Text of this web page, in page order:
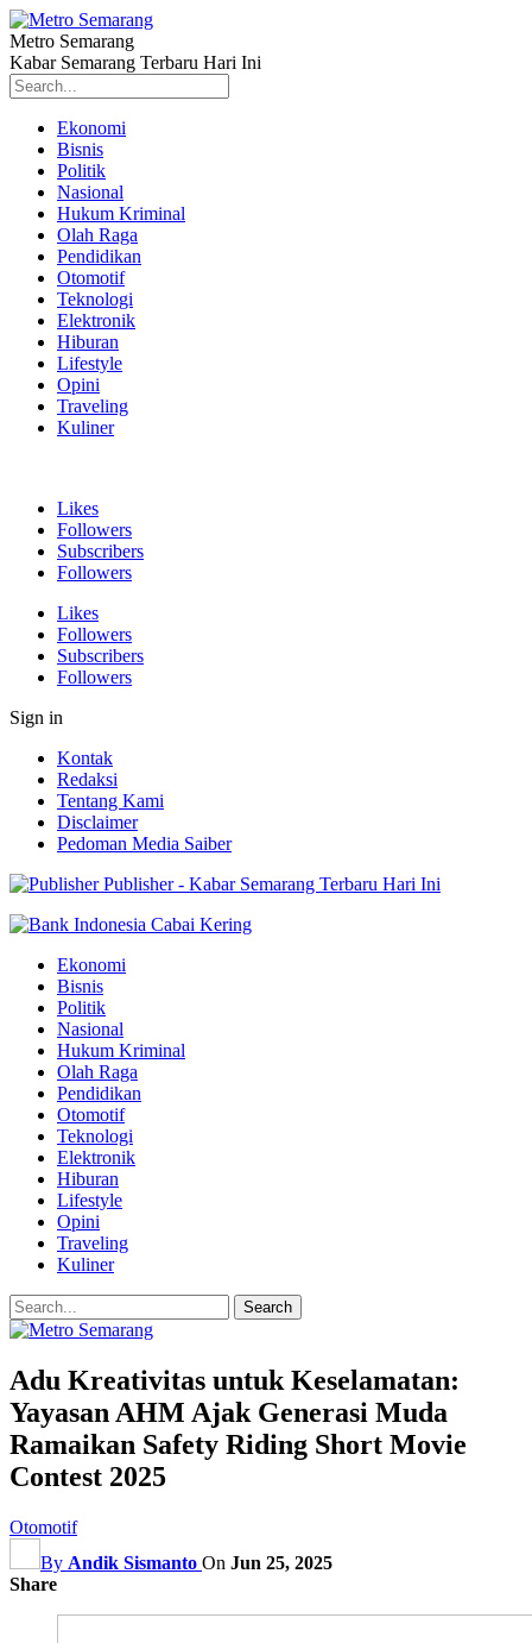
Metro Semarang
Kabar Semarang Terbaru Hari Ini
Ekonomi
Bisnis
Politik
Nasional
Hukum Kriminal
Olah Raga
Pendidikan
Otomotif
Teknologi
Elektronik
Hiburan
Lifestyle
Opini
Traveling
Kuliner
Likes
Followers
Subscribers
Followers
Likes
Followers
Subscribers
Followers
Sign in
Kontak
Redaksi
Tentang Kami
Disclaimer
Pedoman Media Saiber
Publisher - Kabar Semarang Terbaru Hari Ini
Ekonomi
Bisnis
Politik
Nasional
Hukum Kriminal
Olah Raga
Pendidikan
Otomotif
Teknologi
Elektronik
Hiburan
Lifestyle
Opini
Traveling
Kuliner
Adu Kreativitas untuk Keselamatan:
Yayasan AHM Ajak Generasi Muda
Ramaikan Safety Riding Short Movie
Contest 2025
Otomotif
By Andik Sismanto On Jun 25, 2025
Share